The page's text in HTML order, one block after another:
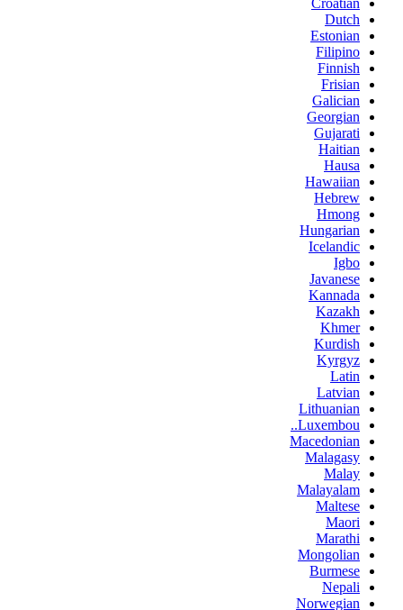
Dutch
Estonian
Filipino
Finnish
Frisian
Galician
Georgian
Gujarati
Haitian
Hausa
Hawaiian
Hebrew
Hmong
Hungarian
Icelandic
Igbo
Javanese
Kannada
Kazakh
Khmer
Kurdish
Kyrgyz
Latin
Latvian
Lithuanian
Luxembou..
Macedonian
Malagasy
Malay
Malayalam
Maltese
Maori
Marathi
Mongolian
Burmese
Nepali
Norwegian